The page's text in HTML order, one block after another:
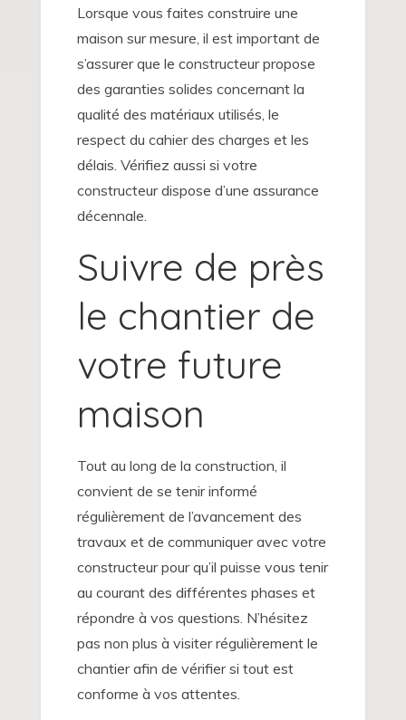
Lorsque vous faites construire une
maison sur mesure, il est important de
s’assurer que le constructeur propose
des garanties solides concernant la
qualité des matériaux utilisés, le
respect du cahier des charges et les
délais. Vérifiez aussi si votre
constructeur dispose d’une assurance
décennale.
Suivre de près
le chantier de
votre future
maison
Tout au long de la construction, il
convient de se tenir informé
régulièrement de l’avancement des
travaux et de communiquer avec votre
constructeur pour qu’il puisse vous tenir
au courant des différentes phases et
répondre à vos questions. N’hésitez
pas non plus à visiter régulièrement le
chantier afin de vérifier si tout est
conforme à vos attentes.